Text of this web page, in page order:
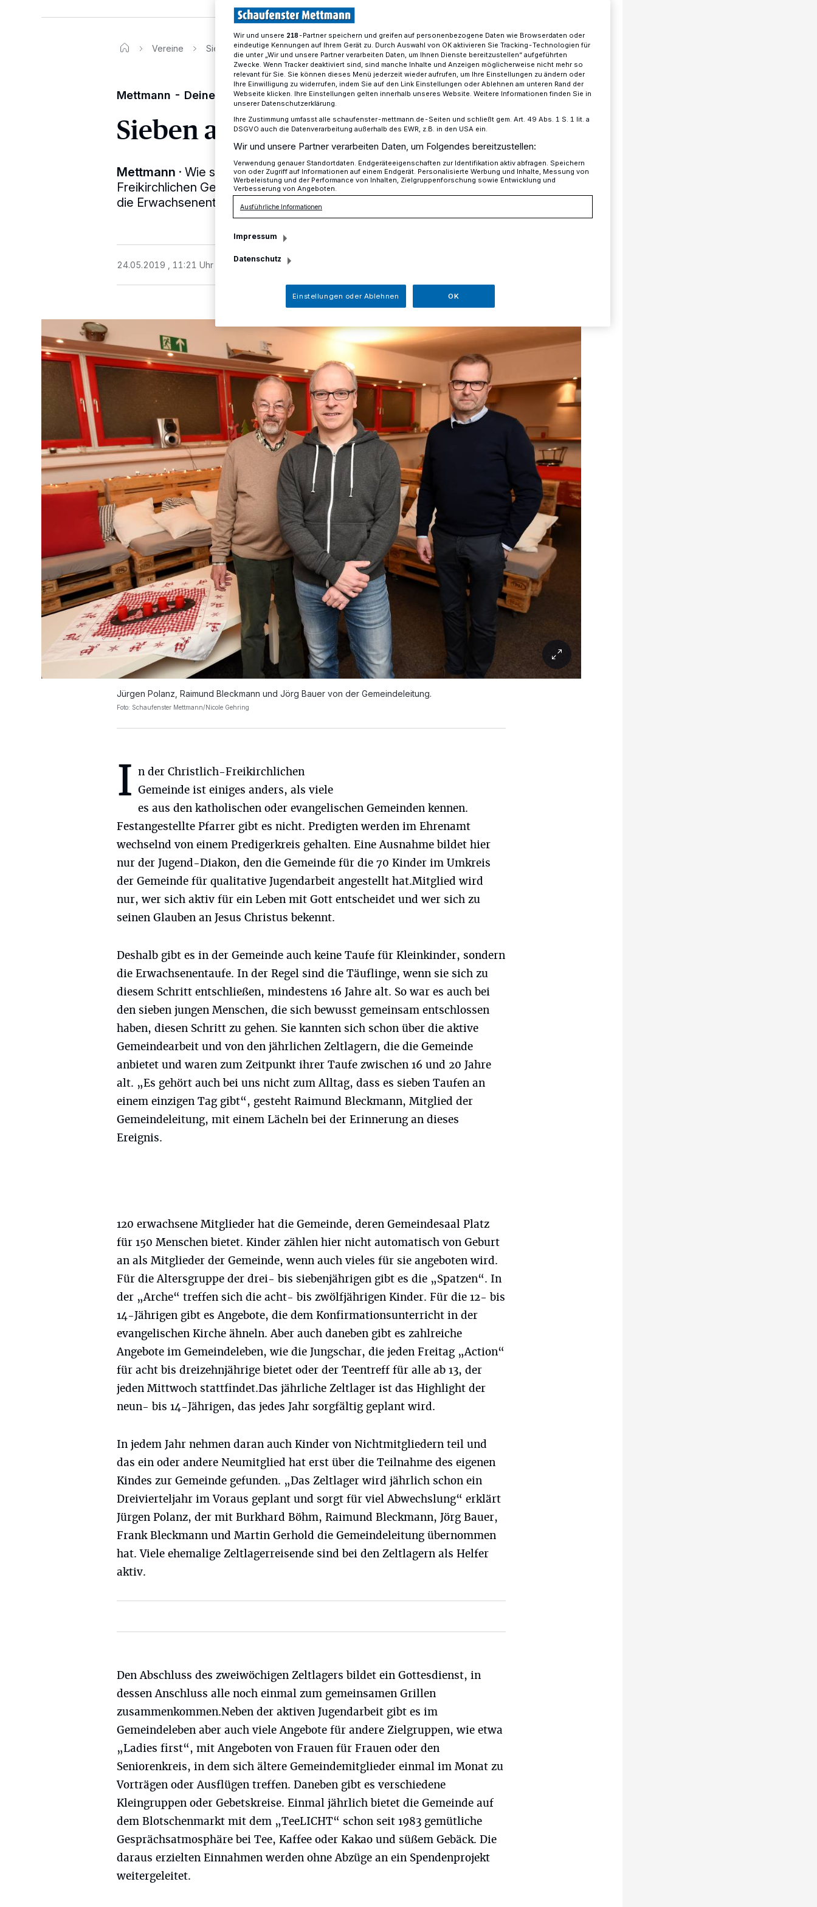
Vereine Sieben auf einen Streich
Mettmann - Deine Vereine
Sieben auf einen Streich
Mettmann · Wie sieht eigentlich das Gemeindeleben in der Christlich-
Freikirchlichen Gemeinde in Mettmann aus und warum gibt es hier nur
die Erwachsenentaufe?
24.05.2019 , 11:21 Uhr 3 Minuten Lesezeit
Jürgen Polanz, Raimund Bleckmann und Jörg Bauer von der Gemeindeleitung.
Foto: Schaufenster Mettmann/Nicole Gehring
I n der Christlich-Freikirchlichen
Gemeinde ist einiges anders, als viele
es aus den katholischen oder evangelischen Gemeinden kennen.
Festangestellte Pfarrer gibt es nicht. Predigten werden im Ehrenamt
wechselnd von einem Predigerkreis gehalten. Eine Ausnahme bildet hier
nur der Jugend-Diakon, den die Gemeinde für die 70 Kinder im Umkreis
der Gemeinde für qualitative Jugendarbeit angestellt hat.Mitglied wird
nur, wer sich aktiv für ein Leben mit Gott entscheidet und wer sich zu
seinen Glauben an Jesus Christus bekennt.
Deshalb gibt es in der Gemeinde auch keine Taufe für Kleinkinder, sondern
die Erwachsenentaufe. In der Regel sind die Täuflinge, wenn sie sich zu
diesem Schritt entschließen, mindestens 16 Jahre alt. So war es auch bei
den sieben jungen Menschen, die sich bewusst gemeinsam entschlossen
haben, diesen Schritt zu gehen. Sie kannten sich schon über die aktive
Gemeindearbeit und von den jährlichen Zeltlagern, die die Gemeinde
anbietet und waren zum Zeitpunkt ihrer Taufe zwischen 16 und 20 Jahre
alt. „Es gehört auch bei uns nicht zum Alltag, dass es sieben Taufen an
einem einzigen Tag gibt“, gesteht Raimund Bleckmann, Mitglied der
Gemeindeleitung, mit einem Lächeln bei der Erinnerung an dieses
Ereignis.
120 erwachsene Mitglieder hat die Gemeinde, deren Gemeindesaal Platz
für 150 Menschen bietet. Kinder zählen hier nicht automatisch von Geburt
an als Mitglieder der Gemeinde, wenn auch vieles für sie angeboten wird.
Für die Altersgruppe der drei- bis siebenjährigen gibt es die „Spatzen“. In
der „Arche“ treffen sich die acht- bis zwölfjährigen Kinder. Für die 12- bis
14-Jährigen gibt es Angebote, die dem Konfirmationsunterricht in der
evangelischen Kirche ähneln. Aber auch daneben gibt es zahlreiche
Angebote im Gemeindeleben, wie die Jungschar, die jeden Freitag „Action“
für acht bis dreizehnjährige bietet oder der Teentreff für alle ab 13, der
jeden Mittwoch stattfindet.Das jährliche Zeltlager ist das Highlight der
neun- bis 14-Jährigen, das jedes Jahr sorgfältig geplant wird.
In jedem Jahr nehmen daran auch Kinder von Nichtmitgliedern teil und
das ein oder andere Neumitglied hat erst über die Teilnahme des eigenen
Kindes zur Gemeinde gefunden. „Das Zeltlager wird jährlich schon ein
Dreivierteljahr im Voraus geplant und sorgt für viel Abwechslung“ erklärt
Jürgen Polanz, der mit Burkhard Böhm, Raimund Bleckmann, Jörg Bauer,
Frank Bleckmann und Martin Gerhold die Gemeindeleitung übernommen
hat. Viele ehemalige Zeltlagerreisende sind bei den Zeltlagern als Helfer
aktiv.
Den Abschluss des zweiwöchigen Zeltlagers bildet ein Gottesdienst, in
dessen Anschluss alle noch einmal zum gemeinsamen Grillen
zusammenkommen.Neben der aktiven Jugendarbeit gibt es im
Gemeindeleben aber auch viele Angebote für andere Zielgruppen, wie etwa
„Ladies first“, mit Angeboten von Frauen für Frauen oder den
Seniorenkreis, in dem sich ältere Gemeindemitglieder einmal im Monat zu
Vorträgen oder Ausflügen treffen. Daneben gibt es verschiedene
Kleingruppen oder Gebetskreise. Einmal jährlich bietet die Gemeinde auf
dem Blotschenmarkt mit dem „TeeLICHT“ schon seit 1983 gemütliche
Gesprächsatmosphäre bei Tee, Kaffee oder Kakao und süßem Gebäck. Die
daraus erzielten Einnahmen werden ohne Abzüge an ein Spendenprojekt
weitergeleitet.
Wir und unsere 218-Partner speichern und greifen auf personenbezogene Daten wie Browserdaten oder
eindeutige Kennungen auf Ihrem Gerät zu. Durch Auswahl von OK aktivieren Sie Tracking-Technologien für
die unter „Wir und unsere Partner verarbeiten Daten, um Ihnen Dienste bereitzustellen“ aufgeführten
Zwecke. Wenn Tracker deaktiviert sind, sind manche Inhalte und Anzeigen möglicherweise nicht mehr so
relevant für Sie. Sie können dieses Menü jederzeit wieder aufrufen, um Ihre Einstellungen zu ändern oder
Ihre Einwilligung zu widerrufen, indem Sie auf den Link Einstellungen oder Ablehnen am unteren Rand der
Webseite klicken. Ihre Einstellungen gelten innerhalb unseres Website. Weitere Informationen finden Sie in
unserer Datenschutzerklärung.
Ihre Zustimmung umfasst alle schaufenster-mettmann.de-Seiten und schließt gem. Art. 49 Abs. 1 S. 1 lit. a
DSGVO auch die Datenverarbeitung außerhalb des EWR, z.B. in den USA ein.
Wir und unsere Partner verarbeiten Daten, um Folgendes bereitzustellen:
Verwendung genauer Standortdaten. Endgeräteeigenschaften zur Identifikation aktiv abfragen. Speichern
von oder Zugriff auf Informationen auf einem Endgerät. Personalisierte Werbung und Inhalte, Messung von
Werbeleistung und der Performance von Inhalten, Zielgruppenforschung sowie Entwicklung und
Verbesserung von Angeboten.
Ausführliche Informationen
Impressum
Datenschutz
Einstellungen oder Ablehnen OK